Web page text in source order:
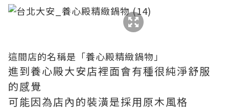
這間店的名稱是「養心殿精緻鍋物」
進到養心殿大安店裡面會有種很純淨舒服
的感覺
可能因為店內的裝潢是採用原木風格